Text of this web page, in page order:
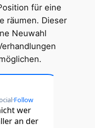
für eine
räumen. Dieser
Neuwahl